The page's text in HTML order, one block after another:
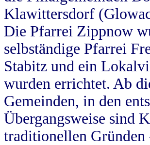
Klawittersdorf
Die Pfarrei Zippnow
selbständige Pfarrei
Stabitz und ein
wurden errichtet. Ab
Gemeinden, in den
Übergangsweise sind
traditionellen